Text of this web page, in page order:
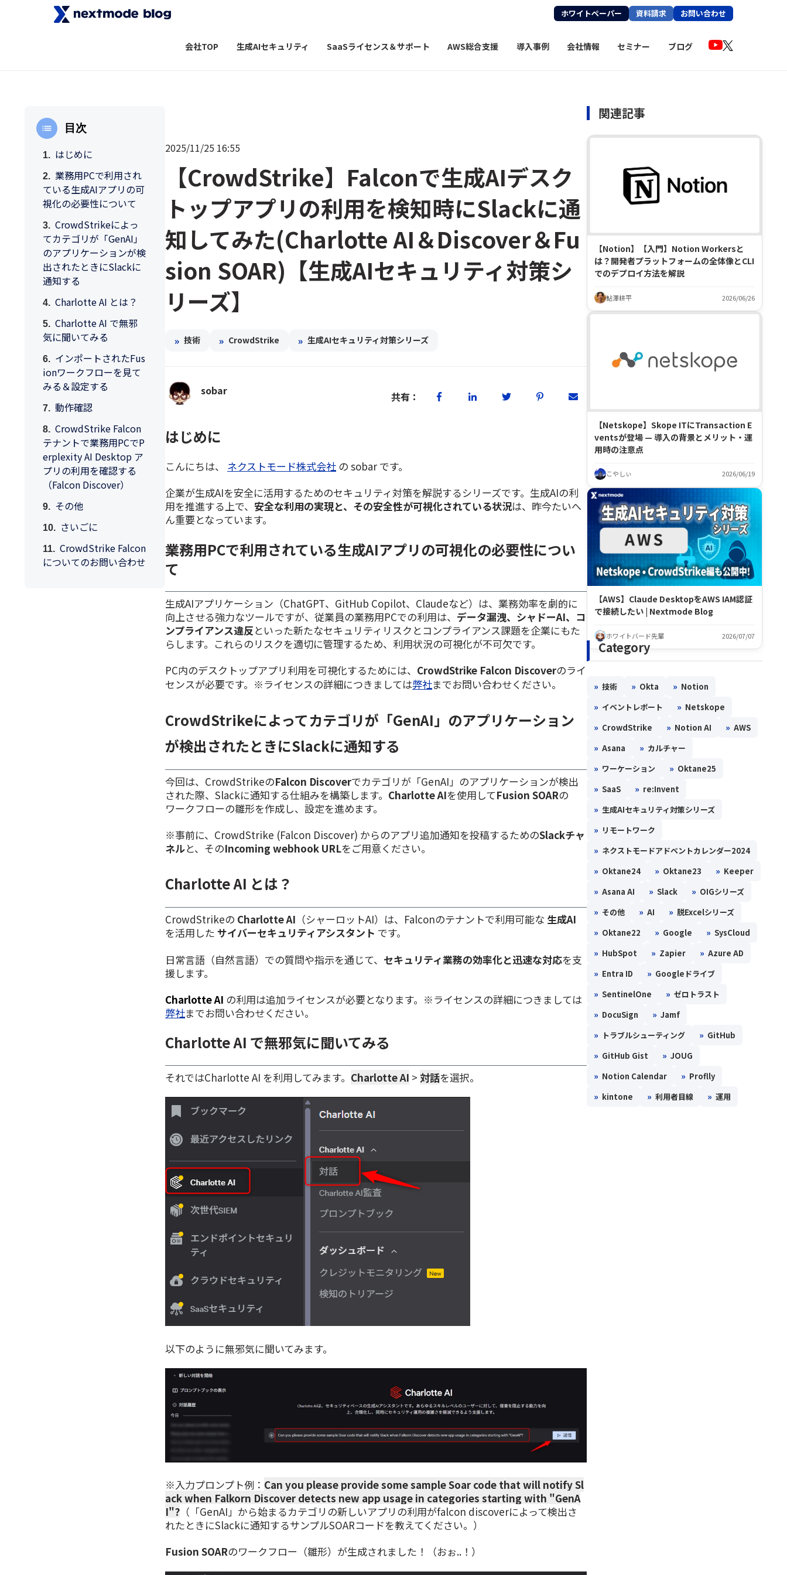
ホワイトペーパー 資料請求 お問い合わせ
会社TOP 生成AIセキュリティ SaaSライセンス＆サポート AWS総合支援 導入事例 会社情報 セミナー ブログ
目次
はじめに
業務用PCで利用され
ている生成AIアプリの可
視化の必要性について
CrowdStrikeによっ
てカテゴリが「GenAI」
のアプリケーションが検
出されたときにSlackに
通知する
Charlotte AI とは？
Charlotte AI で無邪
気に聞いてみる
インポートされたFus
ionワークフローを見て
みる＆設定する
動作確認
CrowdStrike Falcon
テナントで業務用PCでP
erplexity AI Desktop ア
プリの利用を確認する
（Falcon Discover）
その他
さいごに
CrowdStrike Falcon
についてのお問い合わせ
2025/11/25 16:55
【CrowdStrike】Falconで生成AIデスク
トップアプリの利用を検知時にSlackに通
知してみた(Charlotte AI＆Discover＆Fu
sion SOAR)【生成AIセキュリティ対策シ
リーズ】
» 技術 » CrowdStrike » 生成AIセキュリティ対策シリーズ
sobar 共有：
はじめに
こんにちは、 ネクストモード株式会社 の sobar です。
企業が生成AIを安全に活用するためのセキュリティ対策を解説するシリーズです。生成AIの利
用を推進する上で、 安全な利用の実現と、その安全性が可視化されている状況は、昨今たいへ
ん重要となっています。
業務用PCで利用されている生成AIアプリの可視化の必要性につい
て
生成AIアプリケーション（ChatGPT、GitHub Copilot、Claudeなど）は、業務効率を劇的に
向上させる強力なツールですが、従業員の業務用PCでの利用は、 データ漏洩、シャドーAI、コ
ンプライアンス違反といった新たなセキュリティリスクとコンプライアンス課題を企業にもた
らします。これらのリスクを適切に管理するため、利用状況の可視化が不可欠です。
PC内のデスクトップアプリ利用を可視化するためには、 CrowdStrike Falcon Discoverのライ
センスが必要です。※ライセンスの詳細につきましては弊社までお問い合わせください。
CrowdStrikeによってカテゴリが「GenAI」のアプリケーション
が検出されたときにSlackに通知する
今回は、CrowdStrikeのFalcon Discoverでカテゴリが「GenAI」のアプリケーションが検出
された際、Slackに通知する仕組みを構築します。 Charlotte AIを使用してFusion SOARの
ワークフローの雛形を作成し、設定を進めます。
※事前に、CrowdStrike (Falcon Discover) からのアプリ追加通知を投稿するためのSlackチャ
ネルと、そのIncoming webhook URLをご用意ください。
Charlotte AI とは？
CrowdStrikeの Charlotte AI （シャーロットAI）は、Falconのテナントで利用可能な 生成AI
を活用した サイバーセキュリティアシスタント です。
日常言語（自然言語）での質問や指示を通じて、 セキュリティ業務の効率化と迅速な対応を支
援します。
Charlotte AI の利用は追加ライセンスが必要となります。※ライセンスの詳細につきましては
弊社までお問い合わせください。
Charlotte AI で無邪気に聞いてみる
それではCharlotte AI を利用してみます。 Charlotte AI > 対話を選択。
以下のように無邪気に聞いてみます。
※入力プロンプト例： Can you please provide some sample Soar code that will notify Sl
ack when Falkorn Discover detects new app usage in categories starting with "GenA
I"? （「GenAI」から始まるカテゴリの新しいアプリの利用がfalc​​on discoverによって検出さ
れたときにSlackに通知するサンプルSOARコードを教えてください。）
Fusion SOARのワークフロー（雛形）が生成されました！（おぉ..！）
関連記事
【Notion】【入門】Notion Workersと
は？開発者プラットフォームの全体像とCLI
でのデプロイ方法を解説
鮎澤耕平 2026/06/26
【Netskope】Skope ITにTransaction E
ventsが登場 — 導入の背景とメリット・運
用時の注意点
こやしぃ 2026/06/19
【AWS】Claude DesktopをAWS IAM認証
で接続したい | Nextmode Blog
ホワイトバード先輩 2026/07/07
Category
» 技術 » Okta » Notion
» イベントレポート » Netskope
» CrowdStrike » Notion AI » AWS
» Asana » カルチャー
» ワーケーション » Oktane25
» SaaS » re:Invent
» 生成AIセキュリティ対策シリーズ
» リモートワーク
» ネクストモードアドベントカレンダー2024
» Oktane24 » Oktane23 » Keeper
» Asana AI » Slack » OIGシリーズ
» その他 » AI » 脱Excelシリーズ
» Oktane22 » Google » SysCloud
» HubSpot » Zapier » Azure AD
» Entra ID » Googleドライブ
» SentinelOne » ゼロトラスト
» DocuSign » Jamf
» トラブルシューティング » GitHub
» GitHub Gist » JOUG
» Notion Calendar » Proflly
» kintone » 利用者目線 » 運用